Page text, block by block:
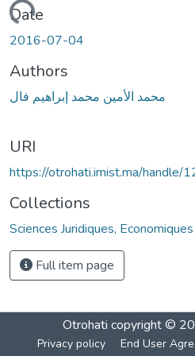
Loading...
Date
2016-07-04
Authors
محمد الأمين محمد إبراهيم فال
URI
https://otrohati.imist.ma/
Collections
Sciences Juridiques,
Full item page
Otrohati copyright ©
Privacy policy End User